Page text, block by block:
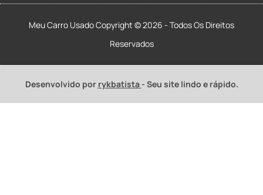
Meu Carro Usado Copyright © 2026 - Todos Os Direitos
Reservados
Desenvolvido por rykbatista - Seu site lindo e rápido.